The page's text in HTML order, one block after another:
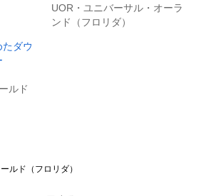
UOR・ユニバーサル・オーラ
ンド（フロリダ）
ダウ
ルド
ルド（フロリダ）